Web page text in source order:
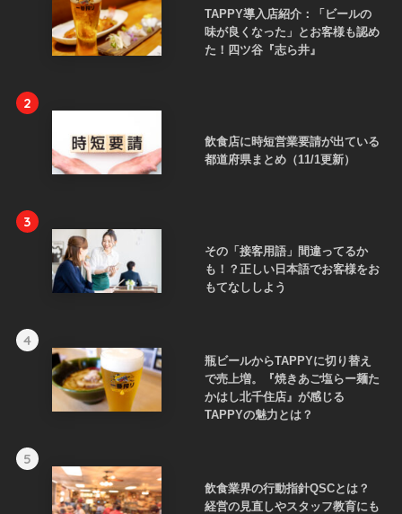
TAPPY導入店紹介：「ビールの
味が良くなった」とお客様も認め
た！四ツ谷『志ら井』
2
飲食店に時短営業要請が出ている
都道府県まとめ（11/1更新）
3
その「接客用語」間違ってるか
も！？正しい日本語でお客様をお
もてなししよう
4
瓶ビールからTAPPYに切り替え
で売上増。『焼きあご塩らー麺た
かはし北千住店』が感じる
TAPPYの魅力とは？
5
飲食業界の行動指針QSCとは？
経営の見直しやスタッフ教育にも